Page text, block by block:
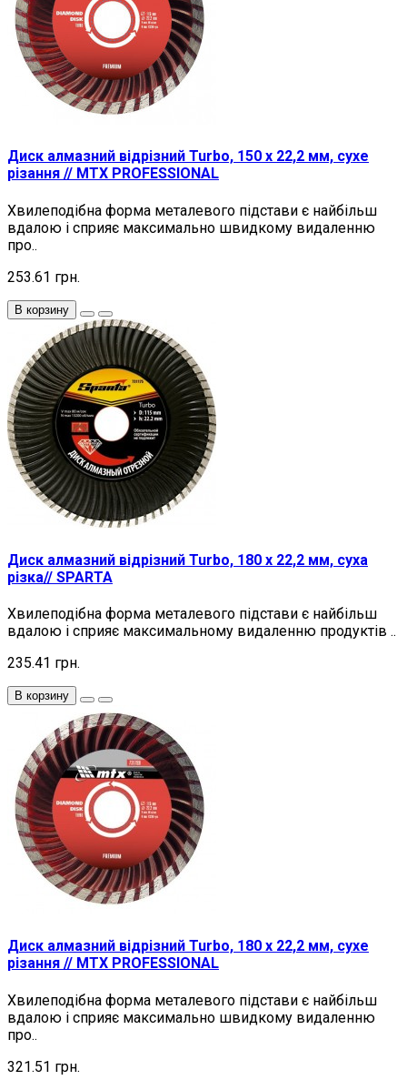
Диск алмазний відрізний Turbo, 150 х 22,2 мм, сухе
різання // MTX PROFESSIONAL
Хвилеподібна форма металевого підстави є найбільш
вдалою і сприяє максимально швидкому видаленню
про..
253.61 грн.
В корзину
Диск алмазний відрізний Turbo, 180 х 22,2 мм, суха
різка// SPARTA
Хвилеподібна форма металевого підстави є найбільш
вдалою і сприяє максимальному видаленню продуктів ..
235.41 грн.
В корзину
Диск алмазний відрізний Turbo, 180 х 22,2 мм, сухе
різання // MTX PROFESSIONAL
Хвилеподібна форма металевого підстави є найбільш
вдалою і сприяє максимально швидкому видаленню
про..
321.51 грн.